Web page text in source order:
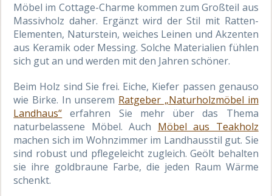
Möbel im Cottage-Charme kommen zum Großteil aus
Massivholz daher. Ergänzt wird der Stil mit Ratten-
Elementen, Naturstein, weiches Leinen und Akzenten
aus Keramik oder Messing. Solche Materialien fühlen
sich gut an und werden mit den Jahren schöner.
Beim Holz sind Sie frei. Eiche, Kiefer passen genauso
wie Birke. In unserem Ratgeber „Naturholzmöbel im
Landhaus“ erfahren Sie mehr über das Thema
naturbelassene Möbel. Auch Möbel aus Teakholz
machen sich im Wohnzimmer im Landhausstil gut. Sie
sind robust und pflegeleicht zugleich. Geölt behalten
sie ihre goldbraune Farbe, die jeden Raum Wärme
schenkt.